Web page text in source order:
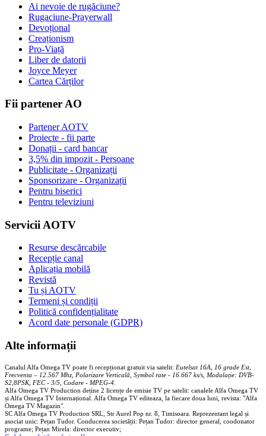
Ai nevoie de rugăciune?
Rugaciune-Prayerwall
Devoțional
Creaționism
Pro-Viață
Liber de datorii
Joyce Meyer
Cartea Cărților
Fii partener AO
Partener AOTV
Proiecte - fii parte
Donații - card bancar
3,5% din impozit - Persoane
Publicitate - Organizații
Sponsorizare - Organizații
Pentru biserici
Pentru televiziuni
Servicii AOTV
Resurse descărcabile
Recepție canal
Aplicația mobilă
Revistă
Tu și AOTV
Termeni și condiții
Politică confidențialitate
Acord date personale (GDPR)
Alte informații
Canalul Alfa Omega TV poate fi recepționat gratuit via satelit: Eutelsat 16A, 16 grade Est,
Frecventa – 12.567 Mhz, Polarizare Verticală, Symbol rate - 16.667 ks/s, Modulație: DVB-
S2,8PSK, FEC - 3/5, Codare - MPEG-4
Alfa Omega TV Production deține 2 licențe de emisie TV pe satelit: canalele Alfa Omega TV
și Alfa Omega TV Internațional. Alfa Omega TV editeaza, la fiecare doua luni, revista: "Alfa
Omega TV Magazin".
SC Alfa Omega TV Production SRL, Str Aurel Pop nr. 8, Timisoara. Reprezentant legal și
asociat unic: Pețan Tudor. Conducerea societății: Pețan Tudor: director general, coodonator
programe; Pețan Mirela: director executiv;